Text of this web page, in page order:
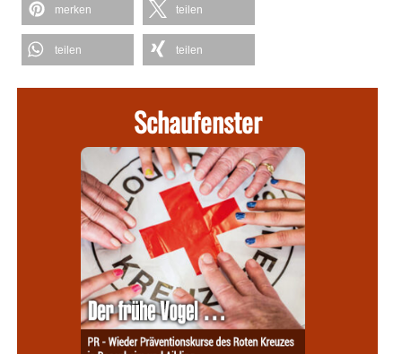
merken teilen
teilen teilen
Schaufenster